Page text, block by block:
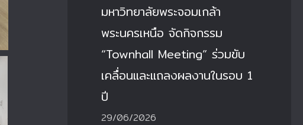
มหาวิทยาลัยพระจอมเกล้า
พระนครเหนือ จัดกิจกรรม
“Townhall Meeting” ร่วมขับ
เคลื่อนและแถลงผลงานในรอบ 1
ปี
29/06/2026